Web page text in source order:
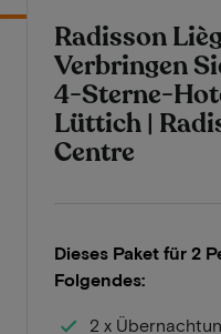
Radisson
Verbringen
4-Sterne-
Lüttich |
Centre
Dieses Paket für 2
Folgendes:
2 x